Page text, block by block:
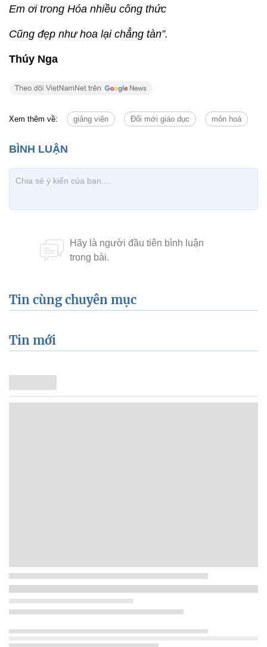
Em ơi trong Hóa nhiều công thức
Cũng đẹp như hoa lại chẳng tàn”.
Thúy Nga
Xem thêm về: giảng viên Đổi mới giáo dục môn hoá
Tin cùng chuyên mục
Tin mới